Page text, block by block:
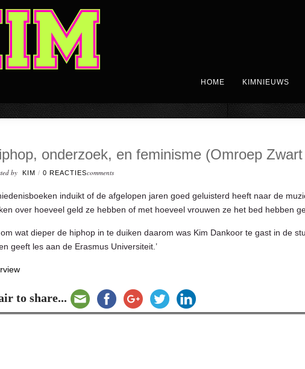
HOME KIMNIEUWS
onderzoek, en feminisme (Omroep
by KIM / 0 REACTIEScomments
induikt of de afgelopen jaren goed geluisterd heeft naar de
over hoeveel geld ze hebben of met hoeveel vrouwen ze het bed hebben
wat dieper de hiphop in te duiken daarom was Kim Dankoor te gast in de
geeft les aan de Erasmus Universiteit.’
to share...